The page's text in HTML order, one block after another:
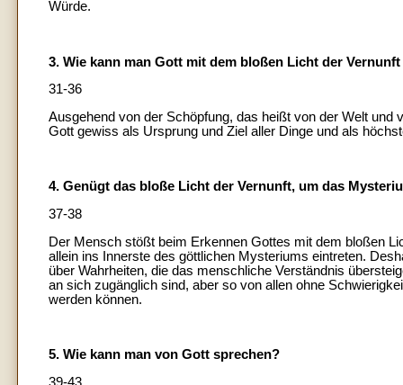
Würde.
3. Wie kann man Gott mit dem bloßen Licht der
31-36
Ausgehend von der Schöpfung, das heißt von der Welt
Gott gewiss als Ursprung und Ziel aller Dinge und als
4. Genügt das bloße Licht der Vernunft, um das
37-38
Der Mensch stößt beim Erkennen Gottes mit dem bloßen
allein ins Innerste des göttlichen Mysteriums eintreten.
über Wahrheiten, die das menschliche Verständnis
an sich zugänglich sind, aber so von allen ohne
werden können.
5. Wie kann man von Gott sprechen?
39-43